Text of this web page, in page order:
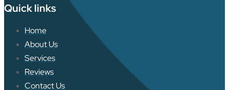
Quick links
Home
About Us
Services
Reviews
Contact Us